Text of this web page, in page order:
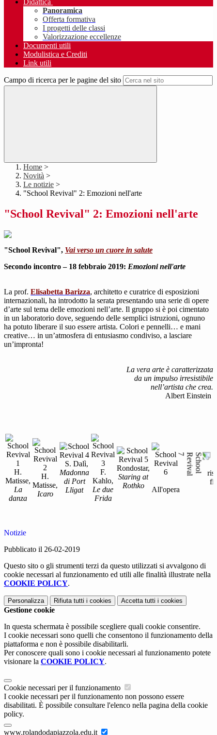
Didattica
Panoramica
Offerta formativa
I progetti delle classi
Valorizzazione eccellenze
Documenti utili
Modulistica e Crediti
Link utili
Campo di ricerca per le pagine del sito
Home >
Novità >
Le notizie >
"School Revival" 2: Emozioni nell'arte
"School Revival" 2: Emozioni nell'arte
"School Revival", Vai verso un cuore in salute
Secondo incontro – 18 febbraio 2019: Emozioni nell'arte
La prof. Elisabetta Barizza, architetto e curatrice di esposizioni
internazionali, ha introdotto la serata presentando una serie di opere
d’arte sul tema delle emozioni nell’arte. Il gruppo si è poi cimentato
in un laboratorio dove, seguendo delle semplici istruzioni, ognuno
ha potuto liberare il suo essere artista. Colori e pennelli… e mani
creative… in un’atmosfera di entusiasmo condiviso, a lasciare
un’impronta!
La vera arte è caratterizzata
da un impulso irresistibile
nell’artista che crea.
Albert Einstein
H.
Matisse,
La
danza
H.
Matisse,
Icaro
S. Dalì,
Madonna
di Port
Lligat
F.
Kahlo,
Le due
Frida
Rondostar,
Staring at
Rothko
All'opera
Notizie
Pubblicato il 26-02-2019
Questo sito o gli strumenti terzi da questo utilizzati si avvalgono di
cookie necessari al funzionamento ed utili alle finalità illustrate nella
COOKIE POLICY.
Personalizza Rifiuta tutti i cookies Accetta tutti i cookies
Gestione cookie
In questa schermata è possibile scegliere quali cookie consentire.
I cookie necessari sono quelli che consentono il funzionamento della
piattaforma e non è possibile disabilitarli.
Per conoscere quali sono i cookie necessari al funzionamento potete
visionare la COOKIE POLICY.
Cookie necessari per il funzionamento
I cookie necessari per il funzionamento non possono essere
disabilitati. È possibile consultare l'elenco nella pagina della cookie
policy.
www.rolandodapiazzola.edu.it